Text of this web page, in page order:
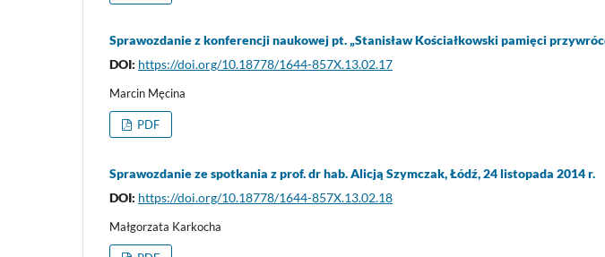
Sprawozdanie z konferencji naukowej pt. „Stanisław Kościałkowski pamięci
DOI: https://doi.org/10.18778/1644-857X.13.02.17
Marcin Męcina
PDF
Sprawozdanie ze spotkania z prof. dr hab. Alicją Szymczak, Łódź, 24 listopada 2014 r.
DOI: https://doi.org/10.18778/1644-857X.13.02.18
Małgorzata Karkocha